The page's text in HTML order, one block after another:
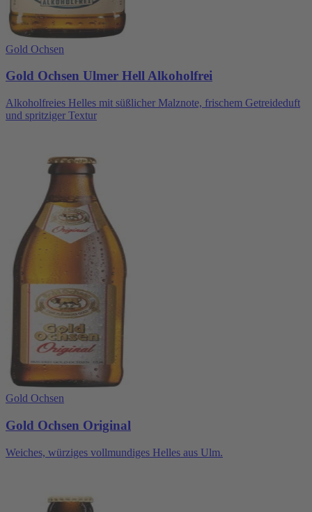
Gold Ochsen
Gold Ochsen Ulmer Hell Alkoholfrei
Alkoholfreies Helles mit süßlicher Malznote, frischem Getreideduft
und spritziger Textur
Gold Ochsen
Gold Ochsen Original
Weiches, würziges vollmundiges Helles aus Ulm.